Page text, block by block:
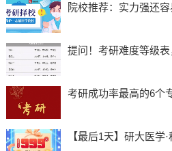
院校推荐：实力强还
提问！考研难度等级表
考研成功率最高的6个
【最后1天】研大医学